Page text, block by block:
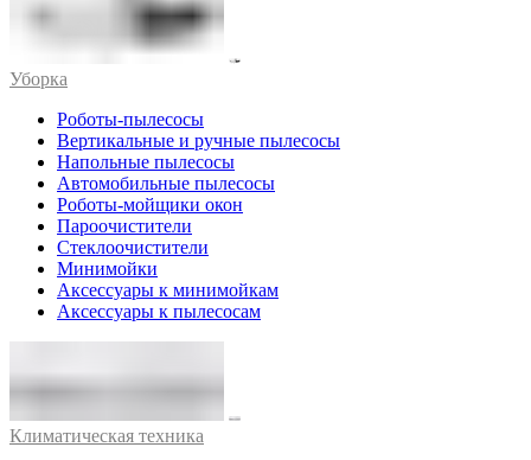
Уборка
Роботы-пылесосы
Вертикальные и ручные пылесосы
Напольные пылесосы
Автомобильные пылесосы
Роботы-мойщики окон
Пароочистители
Стеклоочистители
Минимойки
Аксессуары к минимойкам
Аксессуары к пылесосам
Климатическая техника